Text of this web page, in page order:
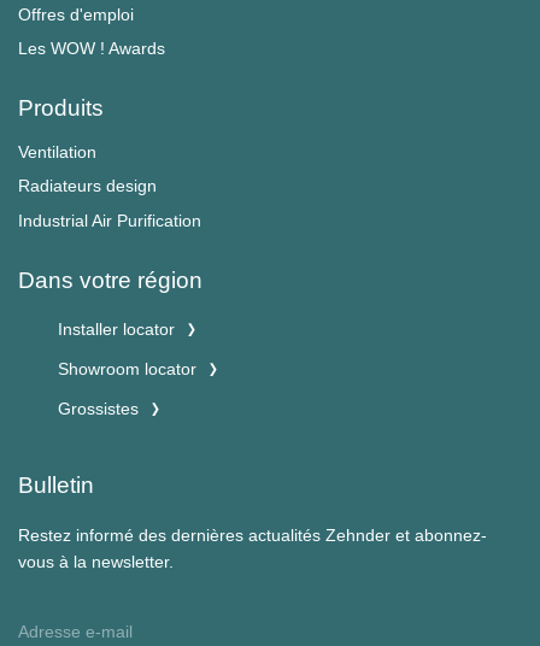
Offres d'emploi
Les WOW ! Awards
Produits
Ventilation
Radiateurs design
Industrial Air Purification
Dans votre région
Installer locator
Showroom locator
Grossistes
Bulletin
Restez informé des dernières actualités Zehnder et abonnez-
vous à la newsletter.